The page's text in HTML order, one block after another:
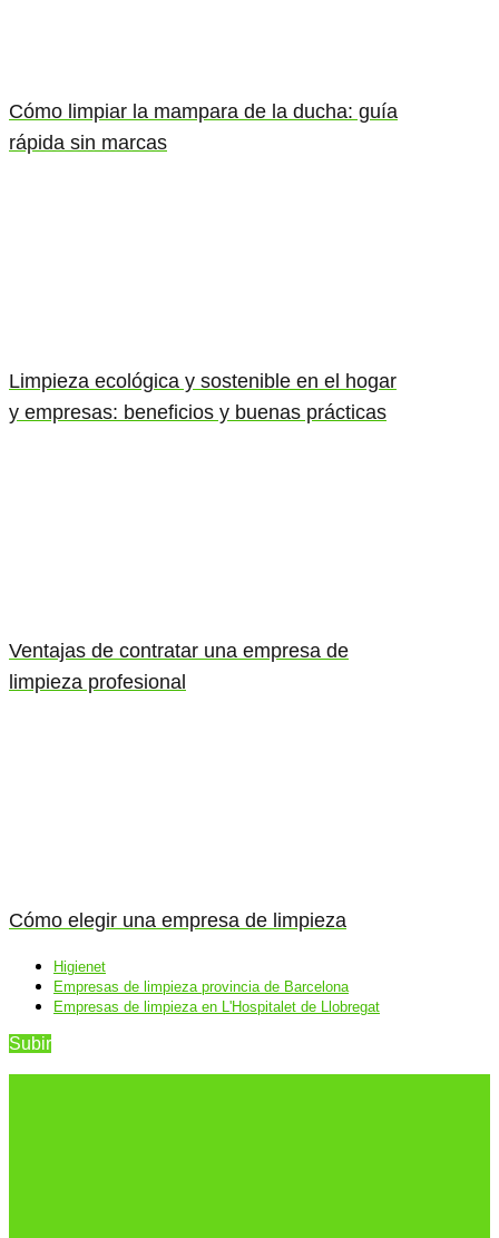
Cómo limpiar la mampara de la ducha: guía
rápida sin marcas
Limpieza ecológica y sostenible en el hogar
y empresas: beneficios y buenas prácticas
Ventajas de contratar una empresa de
limpieza profesional
Cómo elegir una empresa de limpieza
Higienet
Empresas de limpieza provincia de Barcelona
Empresas de limpieza en L'Hospitalet de Llobregat
Subir